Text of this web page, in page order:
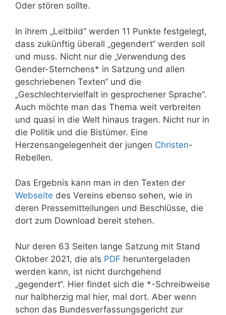
Oder stören sollte.
In ihrem „Leitbild“ werden 11 Punkte festgelegt,
dass zukünftig überall „gegendert“ werden soll
und muss. Nicht nur die „Verwendung des
Gender-Sternchens* in Satzung und allen
geschriebenen Texten“ und die
„Geschlechtervielfalt in gesprochener Sprache“.
Auch möchte man das Thema weit verbreiten
und quasi in die Welt hinaus tragen. Nicht nur in
die Politik und die Bistümer. Eine
Herzensangelegenheit der jungen Christen-
Rebellen.
Das Ergebnis kann man in den Texten der
Webseite des Vereins ebenso sehen, wie in
deren Pressemitteilungen und Beschlüsse, die
dort zum Download bereit stehen.
Nur deren 63 Seiten lange Satzung mit Stand
Oktober 2021, die als PDF heruntergeladen
werden kann, ist nicht durchgehend
„gegendert“. Hier findet sich die *-Schreibweise
nur halbherzig mal hier, mal dort. Aber wenn
schon das Bundesverfassungsgericht zur